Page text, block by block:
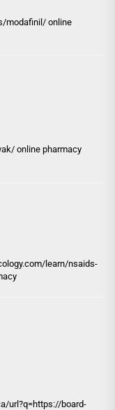
modafinil/ online
online pharmacy
learn/nsaids-
/url?q=https://board-